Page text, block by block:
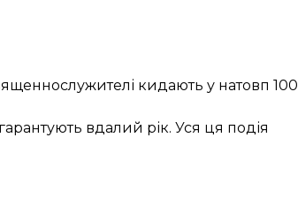
кидають у натовп 100
вдалий рік. Уся ця подія